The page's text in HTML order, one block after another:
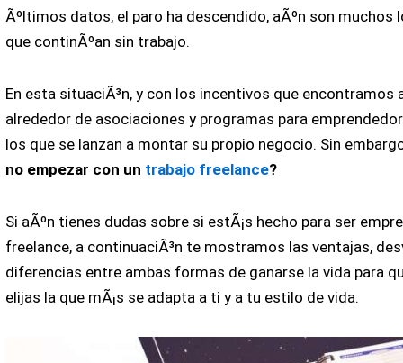
Ãºltimos datos, el paro ha descendido, aÃºn son muchos
que continÃºan sin trabajo.
En esta situaciÃ³n, y con los incentivos que encontramos
alrededor de asociaciones y programas para
los que se lanzan a montar su propio negocio. Sin
no empezar con un trabajo freelance?
Si aÃºn tienes dudas sobre si estÃ¡s hecho para ser
freelance, a continuaciÃ³n te mostramos las ventajas,
diferencias entre ambas formas de ganarse la vida para
elijas la que mÃ¡s se adapta a ti y a tu estilo de vida.